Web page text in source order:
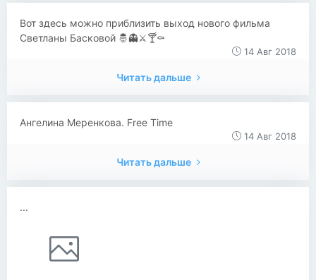
Вот здесь можно приблизить выход нового фильма
Светланы Басковой 🤴👻⚔️🍸⚰️
14 Авг 2018
Читать дальше
Ангелина Меренкова. Free Time
14 Авг 2018
Читать дальше
...